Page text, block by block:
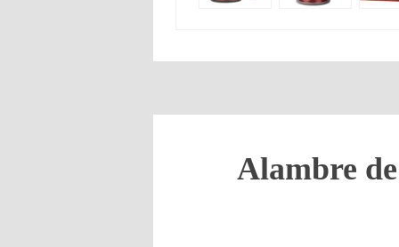
Alambre